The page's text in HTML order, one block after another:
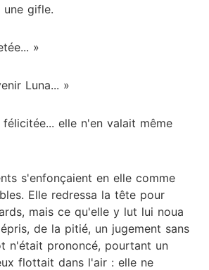
gifle.
»
Luna... »
elle n'en valait même
s'enfonçaient en elle comme
Elle redressa la tête pour
mais ce qu'elle y lut lui noua
de la pitié, un jugement sans
n'était prononcé, pourtant un
flottait dans l'air : elle ne